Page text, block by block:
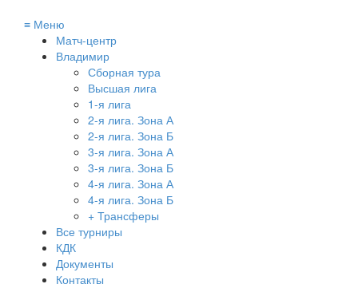
≡ Меню
Матч-центр
Владимир
Сборная тура
Высшая лига
1-я лига
2-я лига. Зона А
2-я лига. Зона Б
3-я лига. Зона А
3-я лига. Зона Б
4-я лига. Зона А
4-я лига. Зона Б
+ Трансферы
Все турниры
КДК
Документы
Контакты